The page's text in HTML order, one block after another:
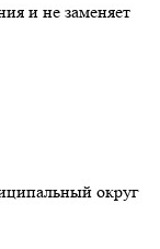
и не заменяет
округ